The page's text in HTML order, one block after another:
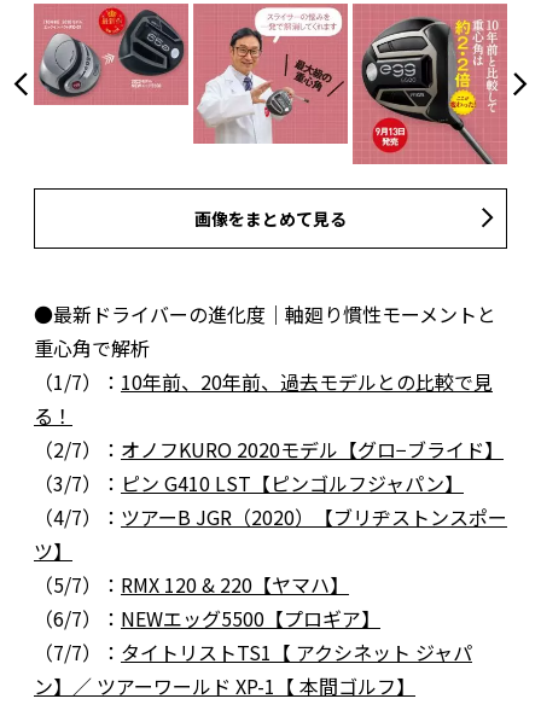
画像をまとめて見る
●最新ドライバーの進化度｜軸廻り慣性モーメントと
重心角で解析
（1/7）： 10年前、20年前、過去モデルとの比較で見
る！
（2/7）： オノフKURO 2020モデル【グロ−ブライド】
（3/7）： ピン G410 LST【ピンゴルフジャパン】
（4/7）： ツアーB JGR（2020）【ブリヂストンスポー
ツ】
（5/7）： RMX 120 & 220【ヤマハ】
（6/7）： NEWエッグ5500【プロギア】
（7/7）： タイトリストTS1【 アクシネット ジャパ
ン】／ ツアーワールド XP-1【 本間ゴルフ】